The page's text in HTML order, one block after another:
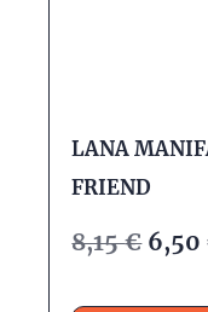
LANA
FRIEND
8,15€ 6,50